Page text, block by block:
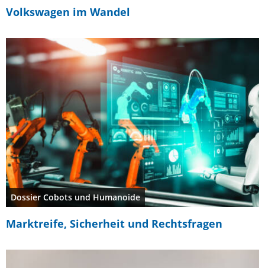
Volkswagen im Wandel
Dossier Cobots und Humanoide
Marktreife, Sicherheit und Rechtsfragen